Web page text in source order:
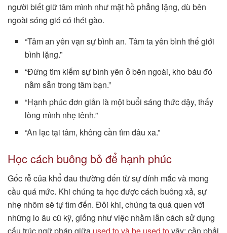
người biết giữ tâm mình như mặt hồ phẳng lặng, dù bên
ngoài sóng gió có thét gào.
“Tâm an yên vạn sự bình an. Tâm ta yên bình thế giới
bình lặng.”
“Đừng tìm kiếm sự bình yên ở bên ngoài, kho báu đó
nằm sẵn trong tâm bạn.”
“Hạnh phúc đơn giản là một buổi sáng thức dậy, thấy
lòng mình nhẹ tênh.”
“An lạc tại tâm, không cần tìm đâu xa.”
Học cách buông bỏ để hạnh phúc
Gốc rễ của khổ đau thường đến từ sự dính mắc và mong
cầu quá mức. Khi chúng ta học được cách buông xả, sự
nhẹ nhõm sẽ tự tìm đến. Đôi khi, chúng ta quá quen với
những lo âu cũ kỹ, giống như việc nhầm lẫn cách sử dụng